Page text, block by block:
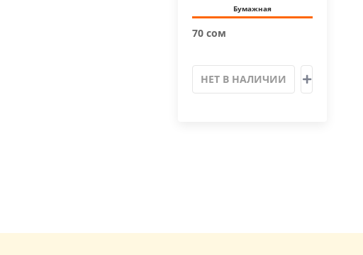
Бумажная
70 сом
НЕТ В НАЛИЧИИ